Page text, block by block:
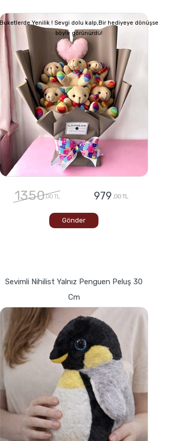
Buketlerde Yenilik ! Sevgi dolu kalp,Bir hediyeye dönüşse
böyle görünürdü!
1350,00 TL 979 ,00 TL
Gönder
Sevimli Nihilist Yalnız Penguen Peluş 30
Cm